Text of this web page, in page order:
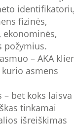
fizinės,
ekonominės,
požymius.
– AKA
asmens
bet koks
tinkamai
išreiškimas